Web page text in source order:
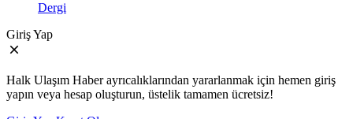
Dergi
Giriş Yap
Halk Ulaşım Haber ayrıcalıklarından yararlanmak için hemen giriş
yapın veya hesap oluşturun, üstelik tamamen ücretsiz!